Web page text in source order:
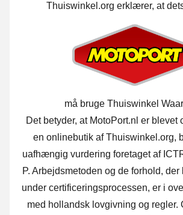
Thuiswinkel.org erklærer, at
må bruge Thuiswinkel
Det betyder, at MotoPort.nl er blevet
en onlinebutik af Thuiswinkel.org,
uafhængig vurdering foretaget af
P. Arbejdsmetoden og de forhold,
under certificeringsprocessen, er i
med hollandsk lovgivning og regler.